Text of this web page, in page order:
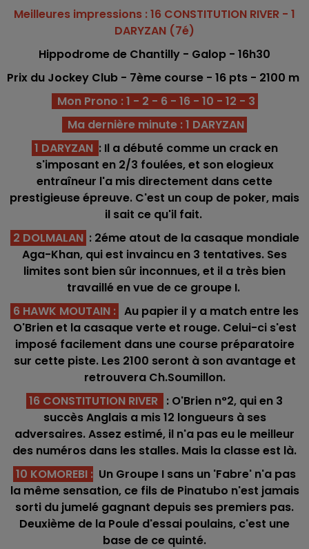
Meilleures impressions : 16 CONSTITUTION RIVER - 1
DARYZAN (7é)
Hippodrome de Chantilly - Galop - 16h30
Prix du Jockey Club - 7ème course - 16 pts - 2100 m
Mon Prono : 1 - 2 - 6 - 16 - 10 - 12 - 3
Ma dernière minute : 1 DARYZAN
1 DARYZAN : Il a débuté comme un crack en
s'imposant en 2/3 foulées, et son elogieux
entraîneur l'a mis directement dans cette
prestigieuse épreuve. C'est un coup de poker, mais
il sait ce qu'il fait.
2 DOLMALAN : 2éme atout de la casaque mondiale
Aga-Khan, qui est invaincu en 3 tentatives. Ses
limites sont bien sûr inconnues, et il a très bien
travaillé en vue de ce groupe I.
6 HAWK MOUTAIN : Au papier il y a match entre les
O'Brien et la casaque verte et rouge. Celui-ci s'est
imposé facilement dans une course préparatoire
sur cette piste. Les 2100 seront à son avantage et
retrouvera Ch.Soumillon.
16 CONSTITUTION RIVER : O'Brien n°2, qui en 3
succès Anglais a mis 12 longueurs à ses
adversaires. Assez estimé, il n'a pas eu le meilleur
des numéros dans les stalles. Mais la classe est là.
10 KOMOREBI : Un Groupe I sans un 'Fabre' n'a pas
la même sensation, ce fils de Pinatubo n'est jamais
sorti du jumelé gagnant depuis ses premiers pas.
Deuxième de la Poule d'essai poulains, c'est une
base de ce quinté.